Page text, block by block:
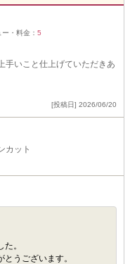
ー・料金： 5
手いこと仕上げていただきあ
[投稿日] 2026/06/20
カット
。
うございます。